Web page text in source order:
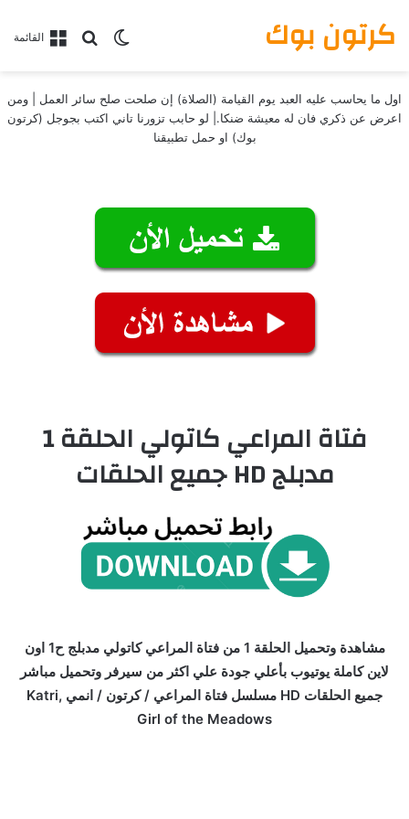
القائمةبحث عن
الوضع المظلم كرتون بوك
اول ما يحاسب عليه العبد يوم القيامة (الصلاة) إن صلحت صلح سائر العمل | ومن
اعرض عن ذكري فان له معيشة ضنكا.| لو حابب تزورنا تاني اكتب بجوجل (كرتون
بوك) او حمل تطبيقنا
فتاة المراعي كاتولي الحلقة 1
مدبلج HD جميع الحلقات
مشاهدة وتحميل الحلقة 1 من فتاة المراعي كاتولي مدبلج ح1 اون
لاين كاملة يوتيوب بأعلي جودة علي اكثر من سيرفر وتحميل مباشر
جميع الحلقات HD مسلسل فتاة المراعي / كرتون / انمي Katri,
Girl of the Meadows